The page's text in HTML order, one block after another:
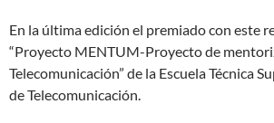
En la última edición el premiado con este
“Proyecto MENTUM-Proyecto de
Telecomunicación” de la Escuela Técnica
de Telecomunicación.